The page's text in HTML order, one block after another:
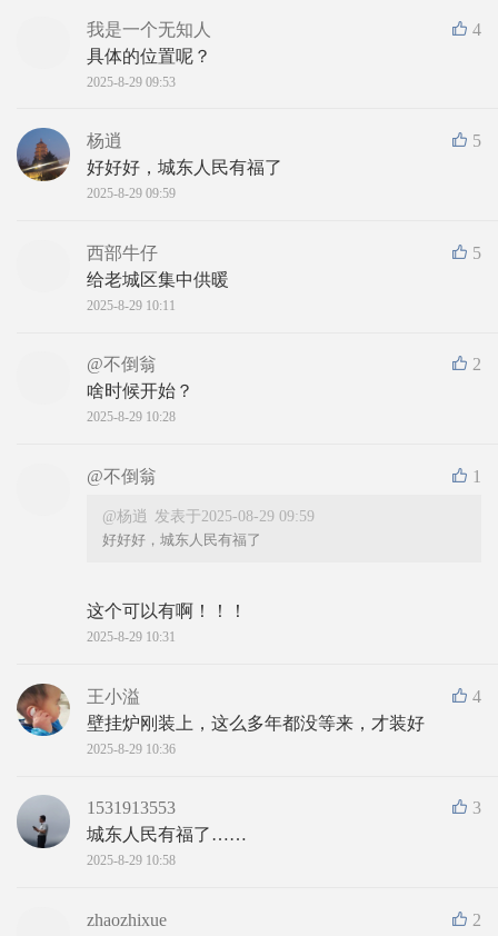
4
我是一个无知人
具体的位置呢？
2025-8-29 09:53
5
杨逍
好好好，城东人民有福了
2025-8-29 09:59
5
西部牛仔
给老城区集中供暖
2025-8-29 10:11
2
@不倒翁
啥时候开始？
2025-8-29 10:28
1
@不倒翁
@杨逍 发表于2025-08-29 09:59
好好好，城东人民有福了
这个可以有啊！！！
2025-8-29 10:31
4
王小溢
壁挂炉刚装上，这么多年都没等来，才装好
2025-8-29 10:36
3
1531913553
城东人民有福了……
2025-8-29 10:58
2
zhaozhixue